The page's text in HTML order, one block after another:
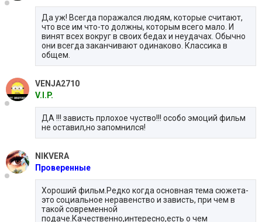
Да уж! Всегда поражался людям, которые считают,
что все им что-то должны, которым всего мало. И
винят всех вокруг в своих бедах и неудачах. Обычно
они всегда заканчивают одинаково. Классика в
общем.
VENJA2710
V.I.P.
ДА !!! зависть прлохое чуство!!! особо эмоций фильм
не оставил,но запомнился!
NIKVERA
Проверенные
Хороший фильм.Редко когда основная тема сюжета-
это социальное неравенство и зависть, при чем в
такой современной
подаче.Качественно,интересно,есть о чем